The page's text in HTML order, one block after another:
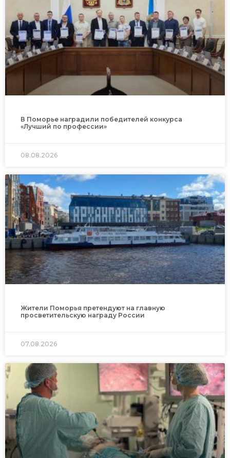
В Поморье наградили победителей конкурса
«Лучший по профессии»
08.08.2026
Жители Поморья претендуют на главную
просветительскую награду России
07.08.2026